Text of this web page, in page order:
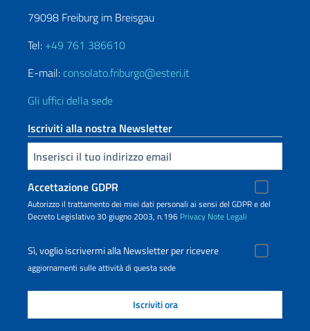
79098 Freiburg im Breisgau
Tel: +49 761 386610
E-mail: consolato.friburgo@esteri.it
Gli uffici della sede
Iscriviti alla nostra Newsletter
Inserisci la tua email
Accettazione GDPR
Autorizzo il trattamento dei miei dati personali ai sensi del GDPR e del
Decreto Legislativo 30 giugno 2003, n.196 Privacy Note Legali
Sì, voglio iscrivermi alla Newsletter per ricevere
aggiornamenti sulle attività di questa sede